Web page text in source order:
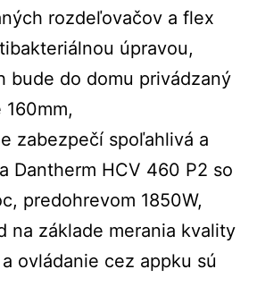
rozdeľovačov a flex
úpravou,
bude do domu privádzaný
160mm,
zabezpečí spoľahlivá a
Dantherm HCV 460 P2 so
predohrevom 1850W,
na základe merania kvality
ovládanie cez appku sú